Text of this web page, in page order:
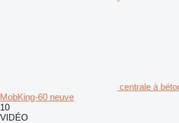
centrale à
MobKing-60 neuve
10
VIDÉO